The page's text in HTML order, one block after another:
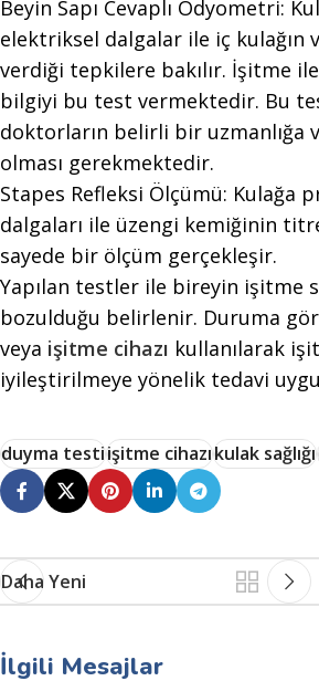
Beyin Sapı Cevaplı Odyometri:
elektriksel dalgalar ile iç kulağın
verdiği tepkilere bakılır. İşitme
bilgiyi bu test vermektedir. Bu
doktorların belirli bir uzmanlığa
olması gerekmektedir.
Stapes Refleksi Ölçümü: Kulağa
dalgaları ile üzengi kemiğinin
sayede bir ölçüm gerçekleşir.
Yapılan testler ile bireyin işitme
bozulduğu belirlenir. Duruma
veya işitme cihazı kullanılarak
iyileştirilmeye yönelik tedavi
duyma testiişitme cihazıkulak sağlığı
Daha Yeni
İlgili Mesajlar